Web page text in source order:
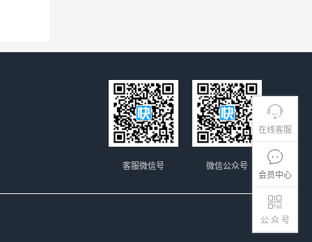
在线客服
会员中心
公 众 号
微信公众号
客服微信号